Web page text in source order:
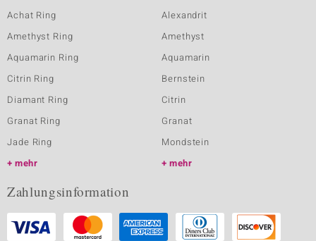
Achat Ring
Amethyst Ring
Aquamarin Ring
Citrin Ring
Diamant Ring
Granat Ring
Jade Ring
mehr
Alexandrit
Amethyst
Aquamarin
Bernstein
Citrin
Granat
Mondstein
mehr
Zahlungsinformation